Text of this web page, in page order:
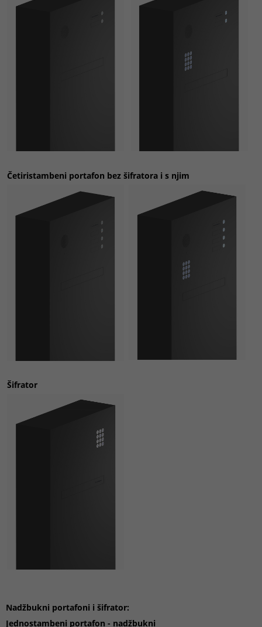
Četiristambeni portafon bez šifratora i s njim
Šifrator
Nadžbukni portafoni i šifrator:
Jednostambeni portafon - nadžbukni